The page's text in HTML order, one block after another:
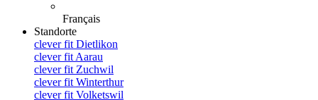
Français
Standorte
clever fit Dietlikon
clever fit Aarau
clever fit Zuchwil
clever fit Winterthur
clever fit Volketswil